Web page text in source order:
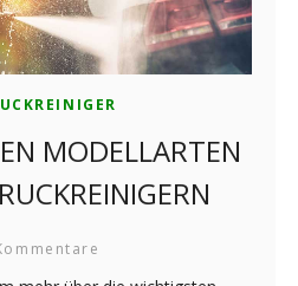
MODELLARTEN